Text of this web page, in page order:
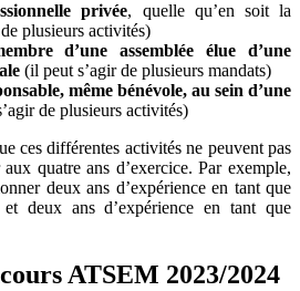
privée, quelle qu’en soit la
plusieurs activités)
d’une assemblée élue d’une
(il peut s’agir de plusieurs mandats)
même bénévole, au sein d’une
de plusieurs activités)
ces différentes activités ne peuvent pas
quatre ans d’exercice. Par exemple,
deux ans d’expérience en tant que
et deux ans d’expérience en tant que
ATSEM 2023/2024